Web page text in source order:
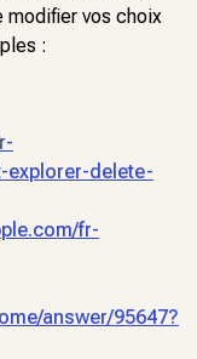
modifier vos choix
:
explorer-delete-
fr-
answer/95647?